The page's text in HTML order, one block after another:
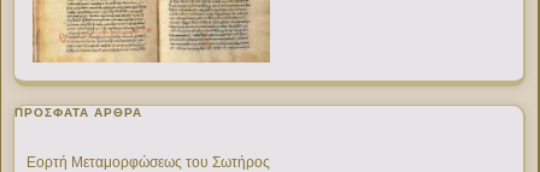
ΠΡΌΣΦΑΤΑ ΆΡΘΡΑ
Εορτή Μεταμορφώσεως του Σωτήρος